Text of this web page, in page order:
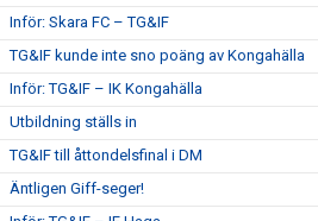
Inför: Skara FC – TG&IF
TG&IF kunde inte sno poäng av Kongahälla
Inför: TG&IF – IK Kongahälla
Utbildning ställs in
TG&IF till åttondelsfinal i DM
Äntligen Giff-seger!